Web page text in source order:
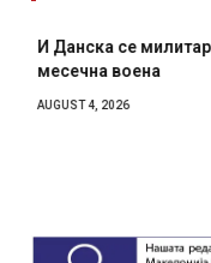
И Данска се
месечна воена
AUGUST 4, 2026